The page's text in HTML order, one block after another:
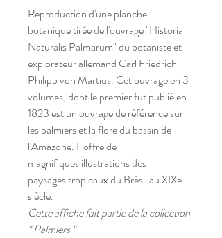
Reproduction d'une planche
botanique tirée de l'ouvrage "Historia
Naturalis Palmarum" du botaniste et
explorateur allemand Carl Friedrich
Philipp von Martius. Cet ouvrage en 3
volumes, dont le premier fut publié en
1823 est un ouvrage de référence sur
les palmiers et la flore du bassin de
l'Amazone. Il offre de
magnifiques illustrations des
paysages tropicaux du Brésil au XIXe
siècle.
Cette affiche fait partie de la collection
" Palmiers "